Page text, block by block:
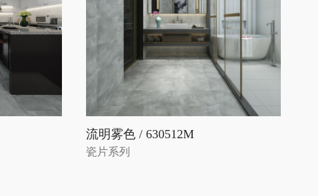
流明雾色 / 630512M
瓷片系列